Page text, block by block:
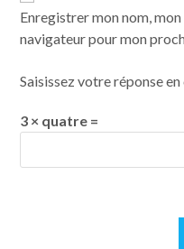
Enregistrer mon nom,
navigateur pour mon
Saisissez votre réponse
3 × quatre =